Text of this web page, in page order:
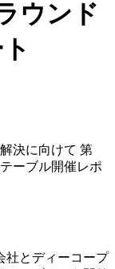
ウンド
決に向けて 第
ーブル開催レポ
社とディーコープ